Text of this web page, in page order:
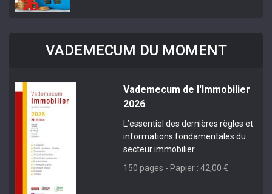
VADEMECUM DU MOMENT
Vademecum de l'Immobilier
2026
L’essentiel des dernières règles et
informations fondamentales du
secteur immobilier
150 pages - Papier : 42,00 €